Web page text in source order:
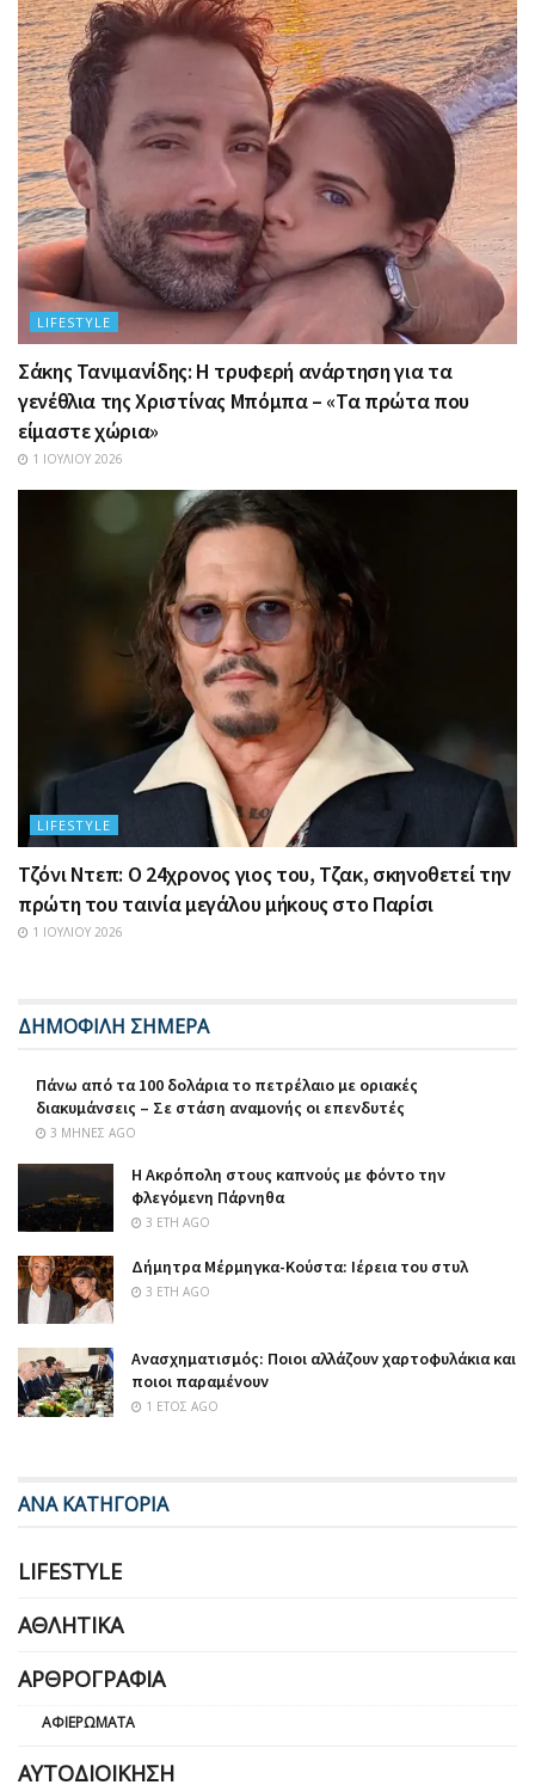
LIFESTYLE
Σάκης Τανιμανίδης: Η τρυφερή ανάρτηση για τα
γενέθλια της Χριστίνας Μπόμπα – «Τα πρώτα που
είμαστε χώρια»
1 ΙΟΥΛΊΟΥ 2026
LIFESTYLE
Τζόνι Ντεπ: Ο 24χρονος γιος του, Τζακ, σκηνοθετεί την
πρώτη του ταινία μεγάλου μήκους στο Παρίσι
1 ΙΟΥΛΊΟΥ 2026
ΔΗΜΟΦΙΛΗ ΣΗΜΕΡΑ
Πάνω από τα 100 δολάρια το πετρέλαιο με οριακές
διακυμάνσεις – Σε στάση αναμονής οι επενδυτές
3 ΜΉΝΕΣ AGO
Η Ακρόπολη στους καπνούς με φόντο την
φλεγόμενη Πάρνηθα
3 ΈΤΗ AGO
Δήμητρα Μέρμηγκα-Κούστα: Ιέρεια του στυλ
3 ΈΤΗ AGO
Ανασχηματισμός: Ποιοι αλλάζουν χαρτοφυλάκια και
ποιοι παραμένουν
1 ΈΤΟΣ AGO
ΑΝΑ ΚΑΤΗΓΟΡΙΑ
LIFESTYLE
ΑΘΛΗΤΙΚΆ
ΑΡΘΡΟΓΡΑΦΊΑ
ΑΦΙΕΡΏΜΑΤΑ
ΑΥΤΟΔΙΟΊΚΗΣΗ